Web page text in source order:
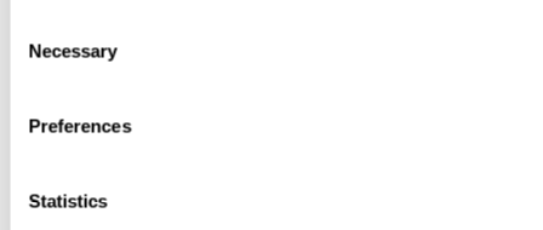
Selection
Necessary
Preferences
Statistics